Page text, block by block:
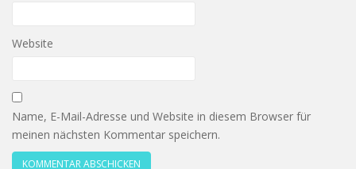
Website
Name, E-Mail-Adresse und Website in diesem Browser für
meinen nächsten Kommentar speichern.